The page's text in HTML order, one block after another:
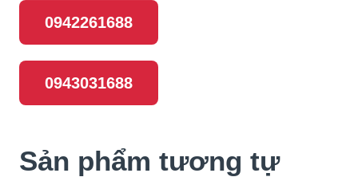
0942261688
0943031688
Sản phẩm tương tự